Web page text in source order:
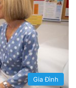
Gia Đình